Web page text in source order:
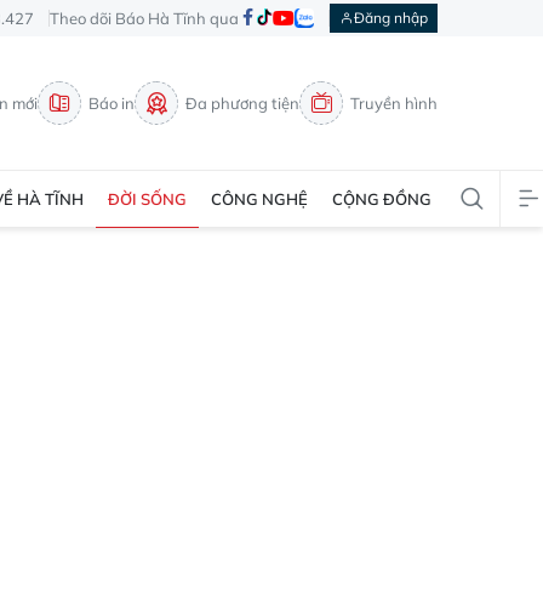
Theo dõi Báo Hà Tĩnh qua Đăng nhập
mới Báo in Đa phương tiện Truyền hình
HÀ TĨNH ĐỜI SỐNG CÔNG NGHỆ CỘNG ĐỒNG